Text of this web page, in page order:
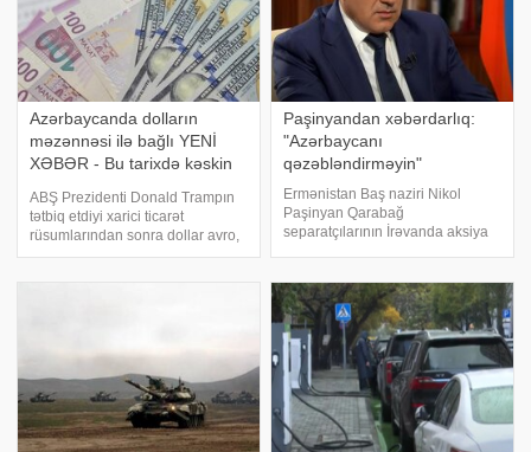
Azərbaycanda dolların
məzənnəsi ilə bağlı YENİ
XƏBƏR - Bu tarixdə kəskin
ABŞ Prezidenti Donald Trampın
tətbiq etdiyi xarici ticarət
rüsumlarından sonra dollar avro,
funt sterlinq və yen daxil olmaqla,
Paşinyandan xəbərdarlıq:
"Azərbaycanı
qəzəbləndirməyin"
Ermənistan Baş naziri Nikol
Paşinyan Qarabağ
separatçılarının İrəvanda aksiya
barədə "İravunk" qəzeti məlumat
yayıb. "Hakimiyyət Qarabağ
ermənilərini